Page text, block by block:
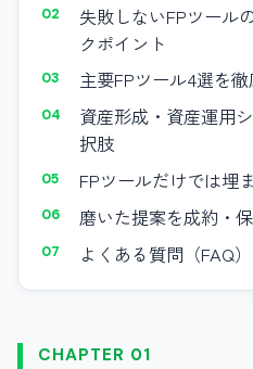
失敗しないFPツール
クポイント
主要FPツール4選を
資産形成・資産運用
択肢
FPツールだけでは埋
磨いた提案を成約・
よくある質問（FAQ）
CHAPTER 01